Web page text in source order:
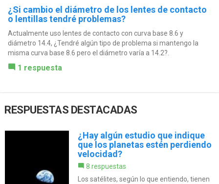
¿Si cambio el diámetro de los lentes de contacto
o lentillas tendré problemas?
Actualmente uso lentes de contacto con curva base 8.6 y
diámetro 14.4, ¿Tendré algún tipo de problema si mantengo la
misma curva base 8.6 pero el diámetro varía a 14.2?.
1 respuesta
RESPUESTAS DESTACADAS
¿Hay algún estudio que indique
que los planetas estén perdiendo
velocidad?
8 respuestas
Los satélites, según lo que entiendo, tienen